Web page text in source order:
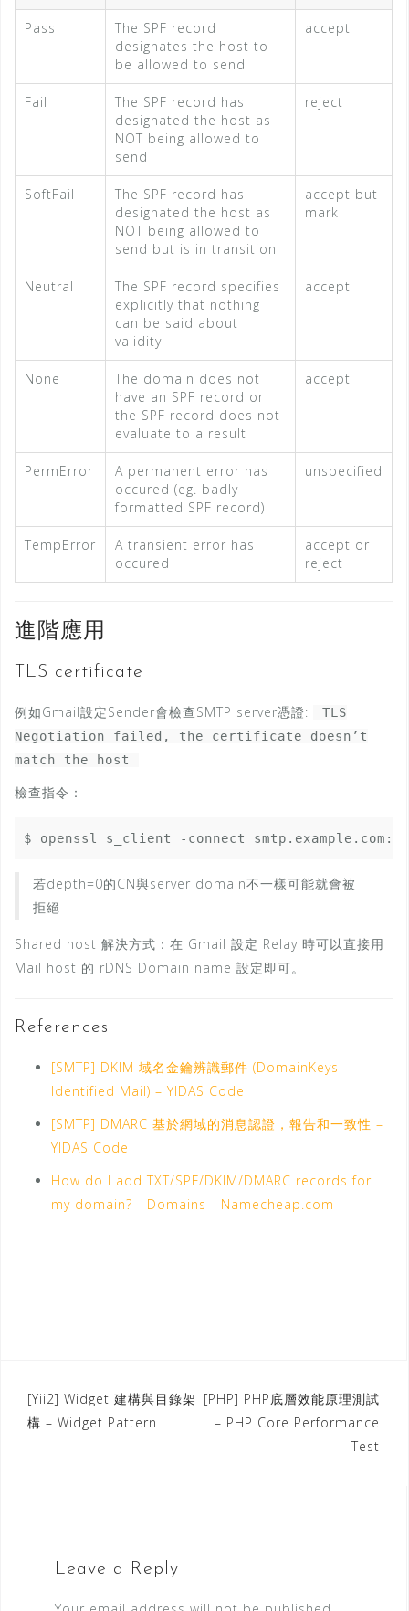
Pass
The SPF record
designates the host to
be allowed to send
accept
Fail
The SPF record has
designated the host as
NOT being allowed to
send
reject
SoftFail
The SPF record has
designated the host as
NOT being allowed to
send but is in transition
accept but
mark
Neutral
The SPF record specifies
explicitly that nothing
can be said about
validity
accept
None
The domain does not
have an SPF record or
the SPF record does not
evaluate to a result
accept
PermError
A permanent error has
occured (eg. badly
formatted SPF record)
unspecified
TempError
A transient error has
occured
accept or
reject
進階應用
TLS certificate
例如Gmail設定Sender會檢查SMTP server憑證:
TLS
Negotiation failed, the certificate doesn’t
match the host
檢查指令：
$ openssl s_client -connect
若depth=0的CN與server domain不一樣可能就會被
拒絕
Shared host 解決方式：在 Gmail 設定 Relay 時可以直接用
Mail host 的 rDNS Domain name 設定即可。
References
[SMTP] DKIM 域名金鑰辨識郵件 (DomainKeys
Identified Mail) – YIDAS Code
[SMTP] DMARC 基於網域的消息認證，報告和一致性 –
YIDAS Code
How do I add TXT/SPF/DKIM/DMARC records for
my domain? - Domains - Namecheap.com
P
[Yii2] Widget 建構與目錄架
構 – Widget Pattern
[PHP] PHP底層效能原理測試
– PHP Core Performance
Test
Leave a Reply